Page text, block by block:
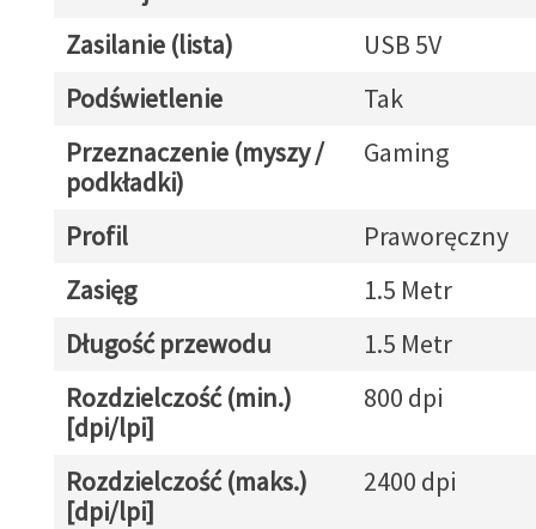
Zasilanie (lista)
USB 5V
Podświetlenie
Tak
Przeznaczenie (myszy /
podkładki)
Gaming
Profil
Praworęczny
Zasięg
1.5 Metr
Długość przewodu
1.5 Metr
Rozdzielczość (min.)
[dpi/lpi]
800 dpi
Rozdzielczość (maks.)
[dpi/lpi]
2400 dpi